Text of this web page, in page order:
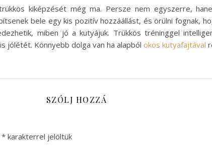
kiképzését még ma. Persze nem egyszerre,
bele egy kis pozitív hozzáállást, és örülni fognak,
miben jó a kutyájuk. Trükkös tréninggel
jólétét. Könnyebb dolga van ha alapból okos kutyafajtával
SZÓLJ HOZZÁ
* karakterrel jelöltük